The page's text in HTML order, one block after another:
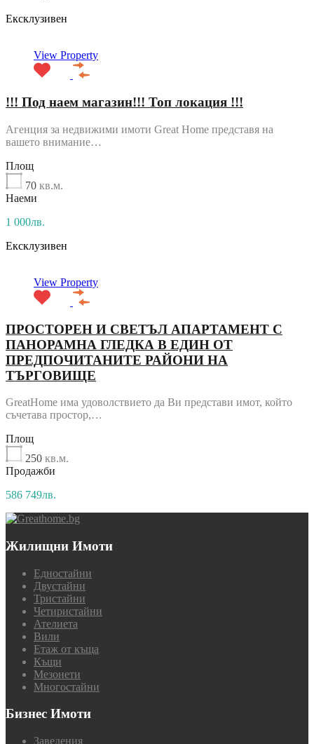
Ексклузивен
View Property
!!! Под наем магазин!!! Топ локация !!!
Агенция за недвижими имоти Great Home представя на
вашето внимание…
Площ
70 кв.м.
Наеми
1 000лв.
Ексклузивен
View Property
ПРОСТОРЕН И СВЕТЪЛ АПАРТАМЕНТ С
ПАНОРАМНА ГЛЕДКА В ЕДИН ОТ
ПРЕДПОЧИТАНИТЕ РАЙОНИ НА
ТЪРГОВИЩЕ
GreatHome има удоволствието да Ви представи имот, който
съчетава простор,…
Площ
250 кв.м.
Продажби
586 749лв.
Жилищни Имоти
Едностайни
Двустайни
Тристайни
Четиристайни
Ателиета
Вили
Етаж от къща
Къщи
Мезонети
Многостайни
Бизнес Имоти
Заведения